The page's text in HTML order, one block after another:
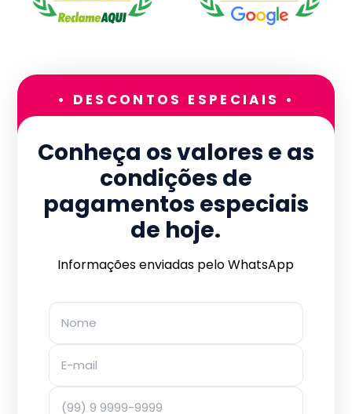
• DESCONTOS ESPECIAIS •
Conheça os valores e as
condições de
pagamentos especiais
de hoje.
Informações enviadas pelo WhatsApp